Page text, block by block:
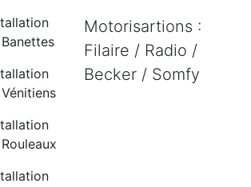
Motorisartions :
Filaire / Radio /
Becker / Somfy